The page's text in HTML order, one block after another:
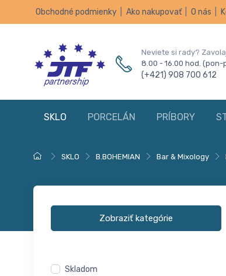
Obchodné podmienky Ako nakupovať O nás
Neviete si rady?
8.00 - 16.00 hod. (pon-
(+421) 908 700 612
SKLO PORCELÁN PRÍBORY
SKLO B.BOHEMIAN Bar & Mixology
Zobraziť kategórie
Skladom